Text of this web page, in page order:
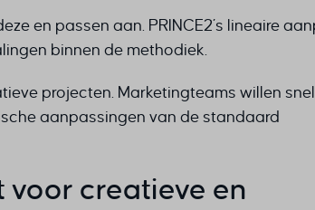
en passen aan. PRINCE2’s lineaire
binnen de methodiek.
projecten. Marketingteams willen snel
aanpassingen van de standaard
voor creatieve en